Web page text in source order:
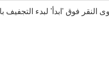
فوق 'ابدأ' لبدء التجفيف